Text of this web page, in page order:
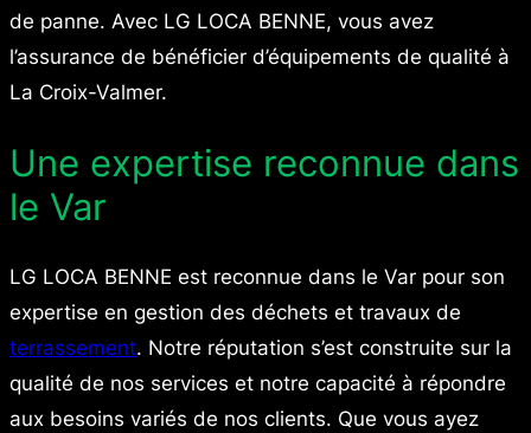
de panne. Avec LG LOCA BENNE, vous avez
l’assurance de bénéficier d’équipements de qualité à
La Croix-Valmer.
Une expertise reconnue dans
le Var
LG LOCA BENNE est reconnue dans le Var pour son
expertise en gestion des déchets et travaux de
terrassement. Notre réputation s’est construite sur la
qualité de nos services et notre capacité à répondre
aux besoins variés de nos clients. Que vous ayez